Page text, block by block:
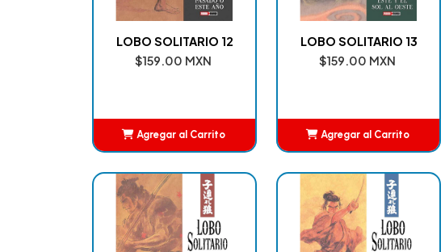
LOBO SOLITARIO 12
$159.00 MXN
Agregar al Carrito
LOBO SOLITARIO 13
$159.00 MXN
Agregar al Carrito